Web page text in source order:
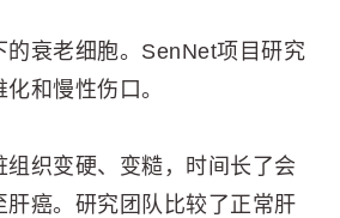
的衰老细胞。SenNet项目研究
和慢性伤口。
组织变硬、变糙，时间长了会
肝癌。研究团队比较了正常肝